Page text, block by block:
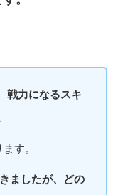
戦力になるスキ
す。
ましたが、どの